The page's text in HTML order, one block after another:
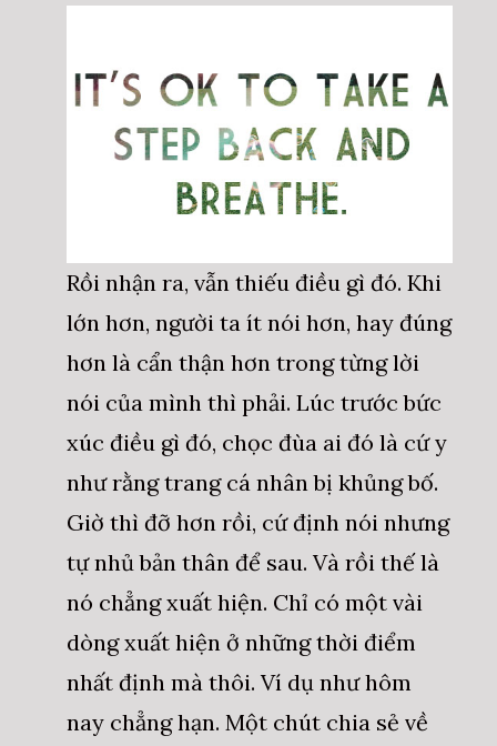
Rồi nhận ra, vẫn thiếu điều gì đó. Khi
lớn hơn, người ta ít nói hơn, hay đúng
hơn là cẩn thận hơn trong từng lời
nói của mình thì phải. Lúc trước bức
xúc điều gì đó, chọc đùa ai đó là cứ y
như rằng trang cá nhân bị khủng bố.
Giờ thì đỡ hơn rồi, cứ định nói nhưng
tự nhủ bản thân để sau. Và rồi thế là
nó chẳng xuất hiện. Chỉ có một vài
dòng xuất hiện ở những thời điểm
nhất định mà thôi. Ví dụ như hôm
nay chẳng hạn. Một chút chia sẻ về